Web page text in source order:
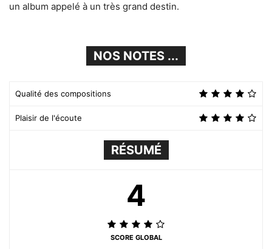
un album appelé à un très grand destin.
NOS NOTES ...
Qualité des compositions
Plaisir de l'écoute
RÉSUMÉ
4
SCORE GLOBAL